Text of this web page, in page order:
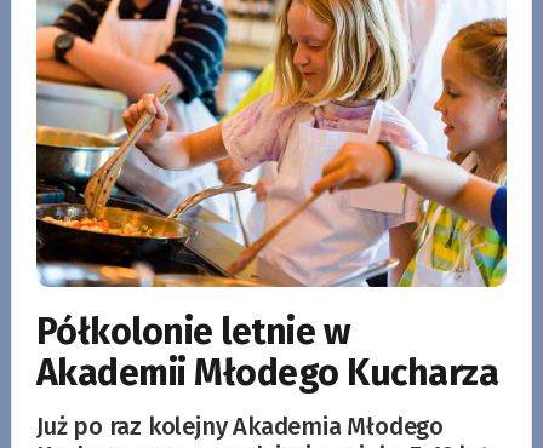
Półkolonie letnie w
Akademii Młodego Kucharza
Już po raz kolejny Akademia Młodego